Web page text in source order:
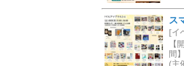
ス
[イ
【
間
(主